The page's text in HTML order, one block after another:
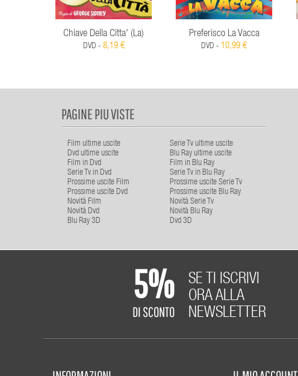
Chiave Della Citta' (La)
DVD - 8,19 €
Preferisco La Vacca
DVD - 10,99 €
PAGINE PIU VISTE
Film ultime uscite
Serie Tv ultime uscite
Dvd ultime uscite
Blu Ray ultime uscite
Film in Dvd
Film in Blu Ray
Serie Tv in Dvd
Serie Tv in Blu Ray
Prossime uscite Film
Prossime uscite Serie Tv
Prossime uscite Dvd
Prossime uscite Blu Ray
Novità Film
Novità Serie Tv
Novità Dvd
Novità Blu Ray
Blu Ray 3D
Dvd 3D
5%
DI SCONTO
SE TI ISCRIVI
ORA ALLA
NEWSLETTER